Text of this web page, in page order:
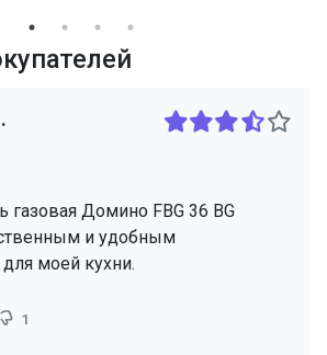
газовая Домино FBG 36 BG
и удобным
моей кухни.
1